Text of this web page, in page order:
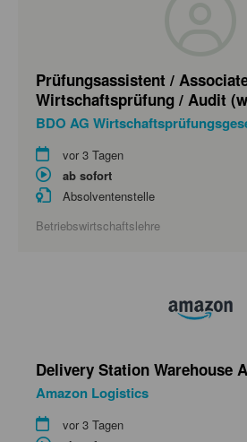
Prüfungsassistent /
Wirtschaftsprüfung / Audit
BDO AG
vor 3 Tagen
ab sofort
Absolventenstelle
Betriebswirtschaftslehre
Delivery Station Warehouse
Amazon Logistics
vor 3 Tagen